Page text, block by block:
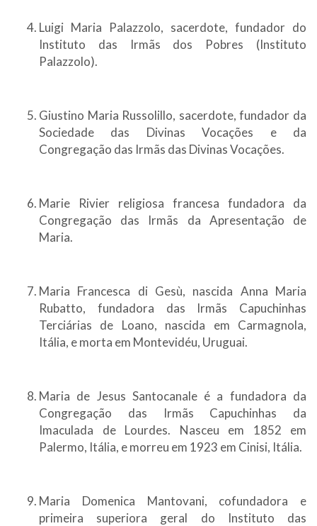
Luigi Maria Palazzolo, sacerdote, fundador do
Instituto das Irmãs dos Pobres (Instituto
Palazzolo).
Giustino Maria Russolillo, sacerdote, fundador da
Sociedade das Divinas Vocações e da
Congregação das Irmãs das Divinas Vocações.
Marie Rivier religiosa francesa fundadora da
Congregação das Irmãs da Apresentação de
Maria.
Maria Francesca di Gesù, nascida Anna Maria
Rubatto, fundadora das Irmãs Capuchinhas
Terciárias de Loano, nascida em Carmagnola,
Itália, e morta em Montevidéu, Uruguai.
Maria de Jesus Santocanale é a fundadora da
Congregação das Irmãs Capuchinhas da
Imaculada de Lourdes. Nasceu em 1852 em
Palermo, Itália, e morreu em 1923 em Cinisi, Itália.
Maria Domenica Mantovani, cofundadora e
primeira superiora geral do Instituto das